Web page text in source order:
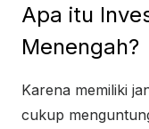
Apa itu
Menengah?
Karena memiliki
cukup